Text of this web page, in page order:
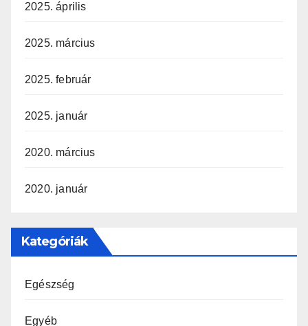
2025. április
2025. március
2025. február
2025. január
2020. március
2020. január
Kategóriák
Egészség
Egyéb